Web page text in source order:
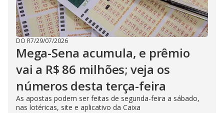
DO R7/29/07/2026
Mega-Sena acumula, e prêmio
vai a R$ 86 milhões; veja os
números desta terça-feira
As apostas podem ser feitas de segunda-feira a sábado,
nas lotéricas, site e aplicativo da Caixa